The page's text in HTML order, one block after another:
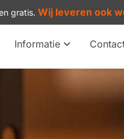
gratis. Wij leveren ook
Informatie